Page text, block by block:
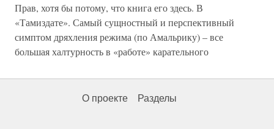
Прав, хотя бы потому, что книга его здесь. В
«Тамиздате». Самый сущностный и перспективный
симптом дряхления режима (по Амальрику) – все
большая халтурность в «работе» карательного
О проекте Разделы